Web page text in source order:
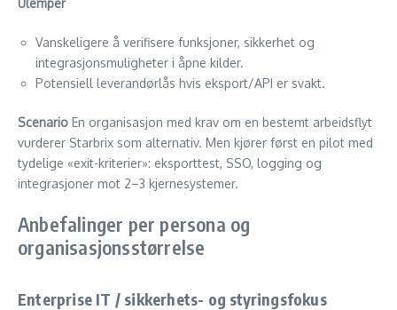
Vanskeligere å verifisere funksjoner, sikkerhet og
integrasjonsmuligheter i åpne kilder.
Potensiell leverandørlås hvis eksport/API er svakt.
Scenario En organisasjon med krav om en bestemt arbeidsflyt
vurderer Starbrix som alternativ. Men kjører først en pilot med
tydelige «exit-kriterier»: eksporttest, SSO, logging og
integrasjoner mot 2–3 kjernesystemer.
Anbefalinger per persona og
organisasjonsstørrelse
Enterprise IT / sikkerhets- og styringsfokus